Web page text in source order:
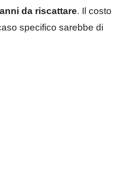
da riscattare. Il costo
specifico sarebbe di